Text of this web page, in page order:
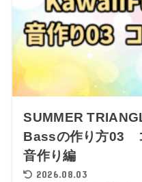
SUMMER
Bassの作り方03
音作り編
2026.08.03